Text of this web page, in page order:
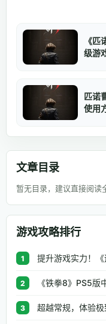
《
级游
匹诺
使用
文章目录
暂无目录，建议直接阅读
游戏攻略排行
1
2 《铁拳8》PS5版
3